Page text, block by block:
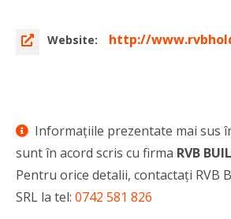
Website: http://
Informaţiile prezentate mai sus
sunt în acord scris cu firma RVB
Pentru orice detalii, contactaţi RVB
SRL la tel: 0742 581 826